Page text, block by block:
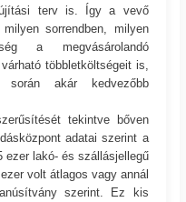
terv is. Így a vevő
sorrendben, milyen
a megvásárolandó
többletköltségeit is,
akár kedvezőbb
tekintve bőven
adatai szerint a
ezer lakó- és szállásjellegű
volt átlagos vagy annál
szerint. Ez kis